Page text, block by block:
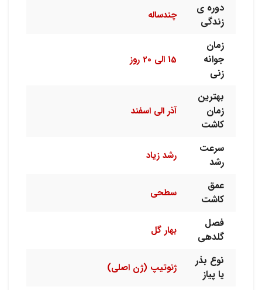
دوره ی
زندگی
چندساله
زمان
جوانه
زنی
15 الی 20 روز
بهترین
زمان
کاشت
آذر الی اسفند
سرعت
رشد
رشد زیاد
عمق
کاشت
سطحی
فصل
گلدهی
بهار گل
نوع بذر
یا پیاز
ژنوتیپ (ژن اصلی)